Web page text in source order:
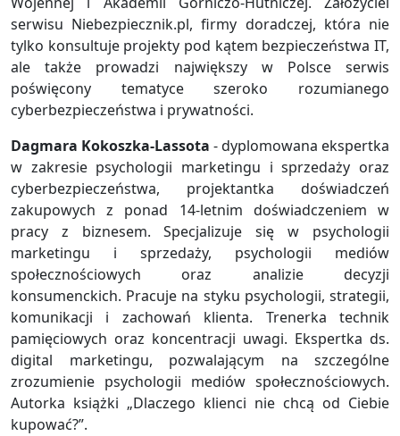
serwisu Niebezpiecznik.pl, firmy doradczej, która nie
tylko konsultuje projekty pod kątem bezpieczeństwa IT,
ale także prowadzi największy w Polsce serwis
poświęcony tematyce szeroko rozumianego
cyberbezpieczeństwa i prywatności.
Dagmara Kokoszka-Lassota - dyplomowana ekspertka
w zakresie psychologii marketingu i sprzedaży oraz
cyberbezpieczeństwa, projektantka doświadczeń
zakupowych z ponad 14-letnim doświadczeniem w
pracy z biznesem. Specjalizuje się w psychologii
marketingu i sprzedaży, psychologii mediów
społecznościowych oraz analizie decyzji
konsumenckich. Pracuje na styku psychologii, strategii,
komunikacji i zachowań klienta. Trenerka technik
pamięciowych oraz koncentracji uwagi. Ekspertka ds.
digital marketingu, pozwalającym na szczególne
zrozumienie psychologii mediów społecznościowych.
Autorka książki „Dlaczego klienci nie chcą od Ciebie
kupować?”.